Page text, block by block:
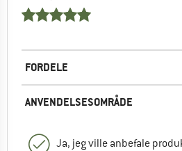
FORDELE
ANVENDELSESOMRÅDE
Ja, jeg ville anbefale